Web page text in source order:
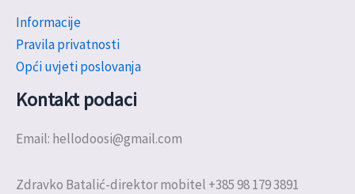
Informacije
Pravila privatnosti
Opći uvjeti poslovanja
Kontakt podaci
Email: hellodoosi@gmail.com
Zdravko Batalić-direktor mobitel +385 98 179 3891